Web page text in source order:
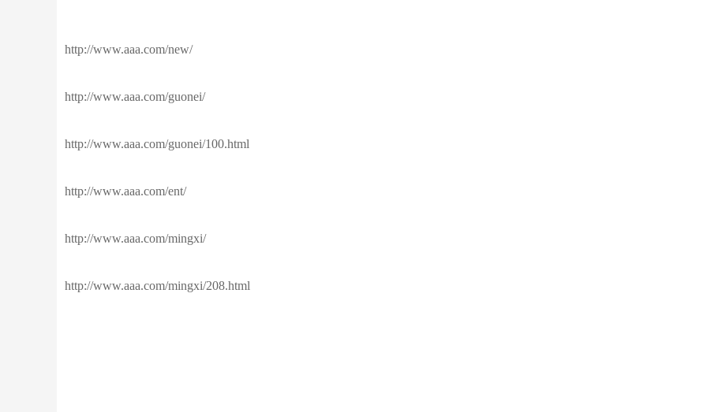
http://www.aaa.com/new/
http://www.aaa.com/guonei/
http://www.aaa.com/guonei/100.html
http://www.aaa.com/ent/
http://www.aaa.com/mingxi/
http://www.aaa.com/mingxi/208.html